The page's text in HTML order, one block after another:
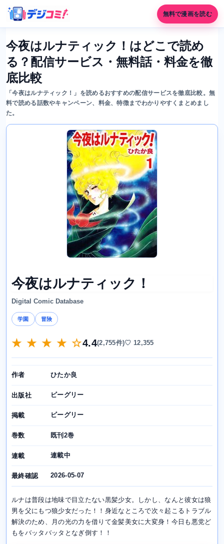
無料で漫画を読む
今夜はルナティック！はどこで読め
る？配信サービス・無料話・料金を徹
底比較
「今夜はルナティック！」を読めるおすすめの配信サービスを徹底比較。無
料で読める話数やキャンペーン、料金、特徴までわかりやすくまとめまし
た。
今夜はルナティック！
Digital Comic Database
学園 冒険
★ ★ ★ ★ ☆4.4(2,755件)♡ 12,355
作者 ひたか良
出版社 ビーグリー
掲載 ビーグリー
巻数 既刊2巻
連載 連載中
最終確認 2026-05-07
ルナは普段は地味で目立たない黒髪少女。しかし、なんと彼女は狼
男を父にもつ狼少女だった！！身近なところで次々起こるトラブル
解決のため、月の光の力を借りて金髪美女に大変身！今日も悪党ど
もをバッタバッタとなぎ倒す！！